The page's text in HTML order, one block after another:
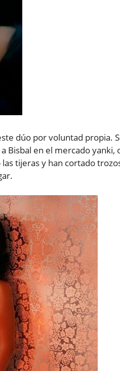
dúo por voluntad propia.
en el mercado yanki,
tijeras y han cortado